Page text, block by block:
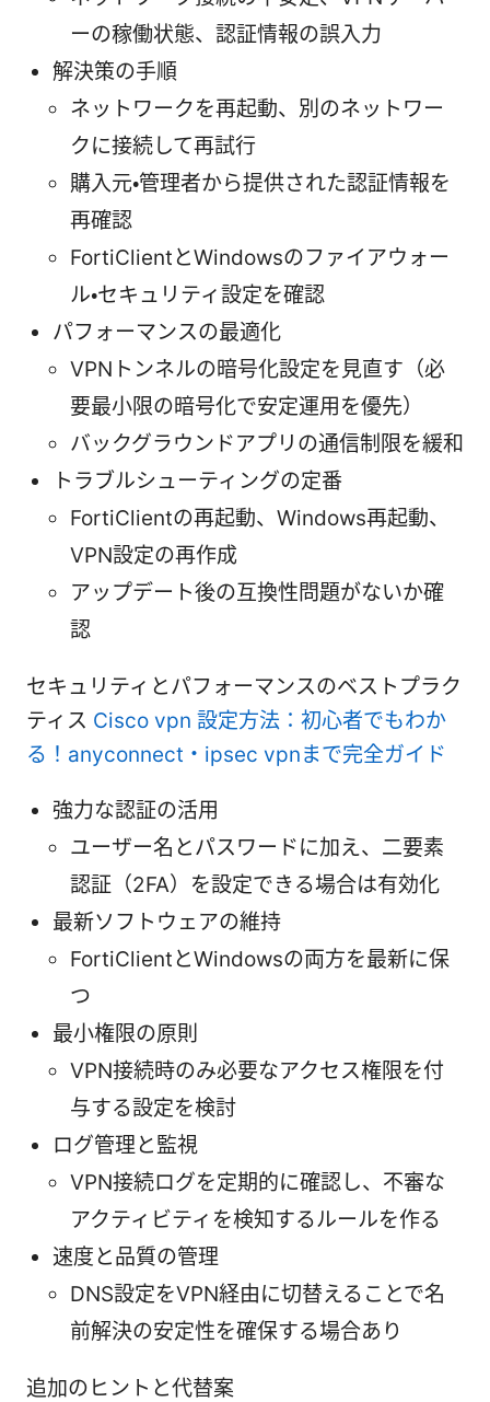
ーの稼働状態、認証情報の誤入力
解決策の手順
ネットワークを再起動、別のネットワー
クに接続して再試行
購入元・管理者から提供された認証情報を
再確認
FortiClientとWindowsのファイアウォー
ル・セキュリティ設定を確認
パフォーマンスの最適化
VPNトンネルの暗号化設定を見直す（必
要最小限の暗号化で安定運用を優先）
バックグラウンドアプリの通信制限を緩和
トラブルシューティングの定番
FortiClientの再起動、Windows再起動、
VPN設定の再作成
アップデート後の互換性問題がないか確
認
セキュリティとパフォーマンスのベストプラク
ティス Cisco vpn 設定方法：初心者でもわか
る！anyconnect・ipsec vpnまで完全ガイド
強力な認証の活用
ユーザー名とパスワードに加え、二要素
認証（2FA）を設定できる場合は有効化
最新ソフトウェアの維持
FortiClientとWindowsの両方を最新に保
つ
最小権限の原則
VPN接続時のみ必要なアクセス権限を付
与する設定を検討
ログ管理と監視
VPN接続ログを定期的に確認し、不審な
アクティビティを検知するルールを作る
速度と品質の管理
DNS設定をVPN経由に切替えることで名
前解決の安定性を確保する場合あり
追加のヒントと代替案